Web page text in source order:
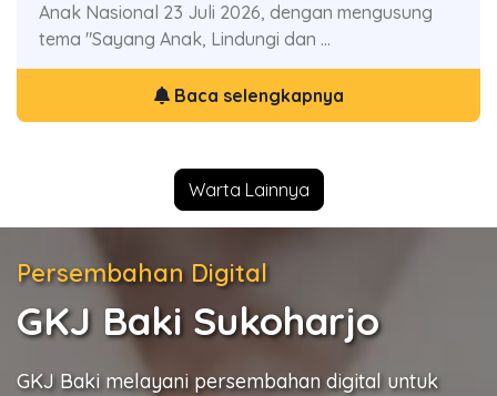
Anak Nasional 23 Juli 2026, dengan mengusung
tema "Sayang Anak, Lindungi dan ...
Baca selengkapnya
bekerjasama dengan PMI Indonesia. Donorkan
Darah & selamatkan sesama ...
Baca selengkapnya
Warta Lainnya
Persembahan Digital
GKJ Baki Sukoharjo
GKJ Baki melayani persembahan digital untuk